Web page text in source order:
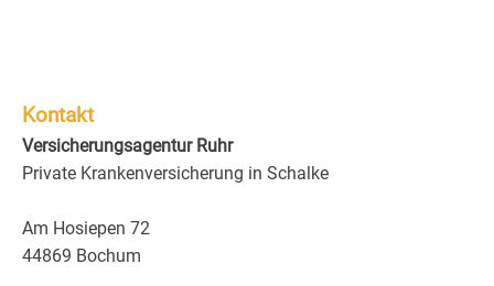
Kontakt
Versicherungsagentur Ruhr
Private Krankenversicherung in Schalke
Am Hosiepen 72
44869 Bochum